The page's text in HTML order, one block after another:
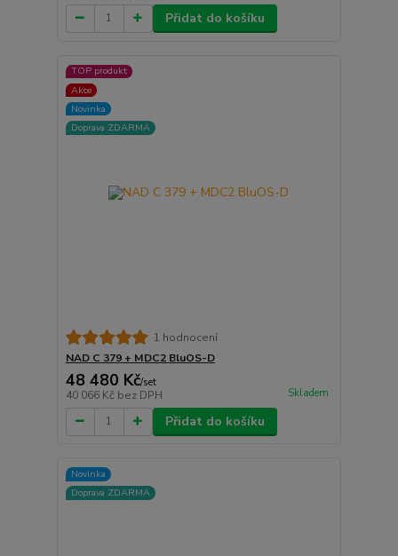
Přidat do košíku
TOP produkt
Akce
Novinka
Doprava ZDARMA
1 hodnocení
NAD C 379 + MDC2 BluOS-D
48 480 Kč/set
40 066 Kč bez DPH Skladem
Přidat do košíku
Novinka
Doprava ZDARMA